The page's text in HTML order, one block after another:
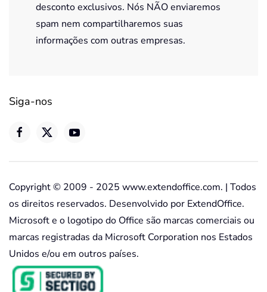
desconto exclusivos. Nós NÃO enviaremos
spam nem compartilharemos suas
informações com outras empresas.
Siga-nos
Copyright © 2009 - 2025 www.extendoffice.com. | Todos
os direitos reservados. Desenvolvido por ExtendOffice.
Microsoft e o logotipo do Office são marcas comerciais ou
marcas registradas da Microsoft Corporation nos Estados
Unidos e/ou em outros países.